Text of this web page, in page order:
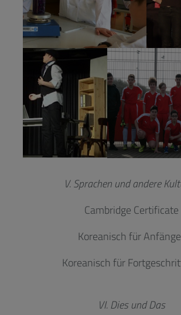
V. Sprachen und andere
Cambridge Certificate
Koreanisch für
Koreanisch für
VI. Dies und Das